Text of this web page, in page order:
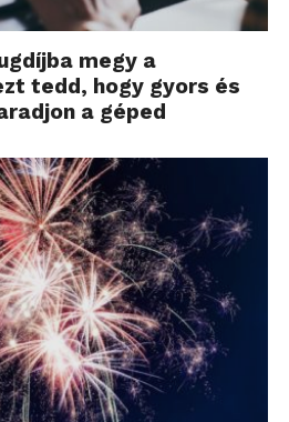
megy a
tedd, hogy gyors és
a géped